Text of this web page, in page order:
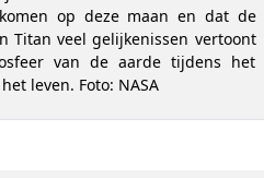
op deze maan en dat de
Titan veel gelijkenissen vertoont
van de aarde tijdens het
leven. Foto: NASA